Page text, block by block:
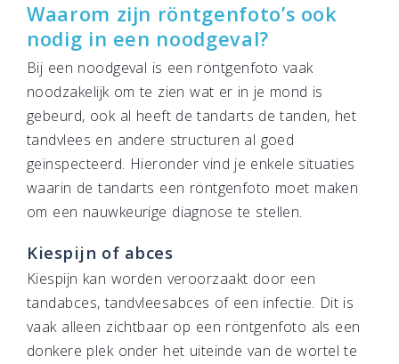
Waarom zijn röntgenfoto’s ook
nodig in een noodgeval?
Bij een noodgeval is een röntgenfoto vaak
noodzakelijk om te zien wat er in je mond is
gebeurd, ook al heeft de tandarts de tanden, het
tandvlees en andere structuren al goed
geïnspecteerd. Hieronder vind je enkele situaties
waarin de tandarts een röntgenfoto moet maken
om een nauwkeurige diagnose te stellen.
Kiespijn of abces
Kiespijn kan worden veroorzaakt door een
tandabces, tandvleesabces of een infectie. Dit is
vaak alleen zichtbaar op een röntgenfoto als een
donkere plek onder het uiteinde van de wortel te